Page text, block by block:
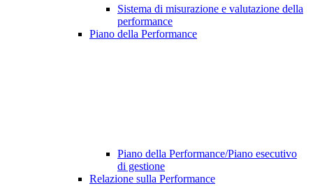
Sistema di misurazione e valutazione della
performance
Piano della Performance
Piano della Performance/Piano esecutivo
di gestione
Relazione sulla Performance